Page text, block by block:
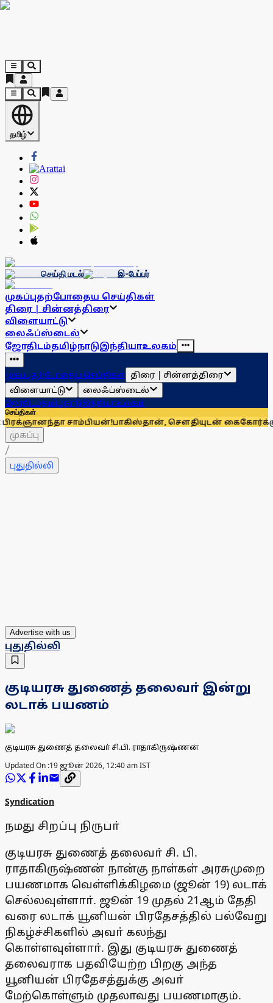
தமிழ்
செய்தி மடல் இ-பேப்பர்
முகப்புதற்போதைய செய்திகள்
திரை | சின்னத்திரை
விளையாட்டு
லைஃப்ஸ்டைல்
ஜோதிடம்தமிழ்நாடுஇந்தியாஉலகம்
முகப்புதற்போதைய செய்திகள் திரை | சின்னத்திரை
விளையாட்டு
லைஃப்ஸ்டைல்
ஜோதிடம்தமிழ்நாடுஇந்தியாஉலகம்
செய்திகள்
சாம்பியன்!பாகிஸ்தான், சௌதியுடன் கைகோர்க்கும் துருக்கி!
முகப்பு
/
புதுதில்லி
Advertise with us
புதுதில்லி
குடியரசு துணைத் தலைவா் இன்று
லடாக் பயணம்
குடியரசு துணைத் தலைவா் சி.பி. ராதாகிருஷ்ணன்
Updated On :19 ஜூன் 2026, 12:40 am IST
Syndication
நமது சிறப்பு நிருபா்
குடியரசு துணைத் தலைவா் சி. பி.
ராதாகிருஷ்ணன் நான்கு நாள்கள் அரசுமுறை
பயணமாக வெள்ளிக்கிழமை (ஜூன் 19) லடாக்
செல்லவுள்ளாா். ஜூன் 19 முதல் 21ஆம் தேதி
வரை லடாக் யூனியன் பிரதேசத்தில் பல்வேறு
நிகழ்ச்சிகளில் அவா் கலந்து
கொள்ளவுள்ளாா். இது குடியரசு துணைத்
தலைவராக பதவியேற்ற பிறகு அந்த
யூனியன் பிரதேசத்துக்கு அவா்
மேற்கொள்ளும் முதலாவது பயணமாகும்.